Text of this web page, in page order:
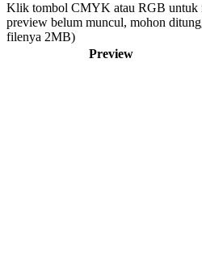
Klik tombol CMYK atau RGB untuk
preview belum muncul, mohon
filenya 2MB)
Preview